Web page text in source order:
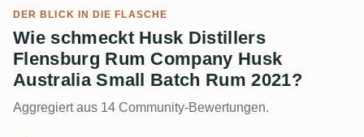
DER BLICK IN DIE FLASCHE
Wie schmeckt Husk Distillers
Flensburg Rum Company Husk
Australia Small Batch Rum 2021?
Aggregiert aus 14 Community-Bewertungen.